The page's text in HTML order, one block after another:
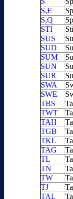
S,E
S,Q
STI
SUS
SUD
SUM
SUN
SUR
SWA
SWE
TBS
TWT
TAH
TGB
TKL
TAG
TL
TN
TW
TJ
TAL